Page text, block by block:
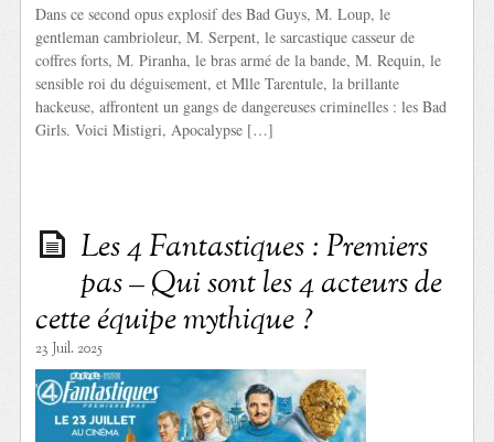
Dans ce second opus explosif des Bad Guys, M. Loup, le
gentleman cambrioleur, M. Serpent, le sarcastique casseur de
coffres forts, M. Piranha, le bras armé de la bande, M. Requin, le
sensible roi du déguisement, et Mlle Tarentule, la brillante
hackeuse, affrontent un gangs de dangereuses criminelles : les Bad
Girls. Voici Mistigri, Apocalypse […]
Les 4 Fantastiques : Premiers
pas – Qui sont les 4 acteurs de
cette équipe mythique ?
23 Juil. 2025